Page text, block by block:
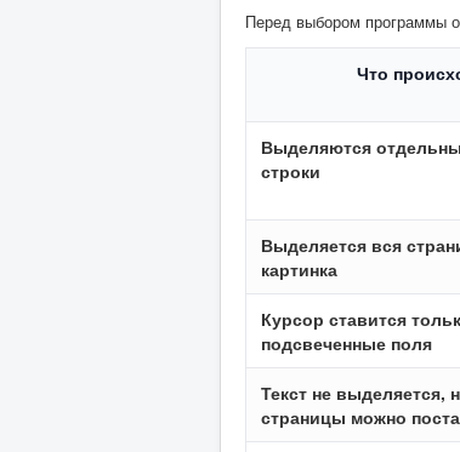
Перед выбором программы
Что
Выделяются
строки
Выделяется вся
картинка
Курсор ставится
подсвеченные поля
Текст не выделяется,
страницы можно